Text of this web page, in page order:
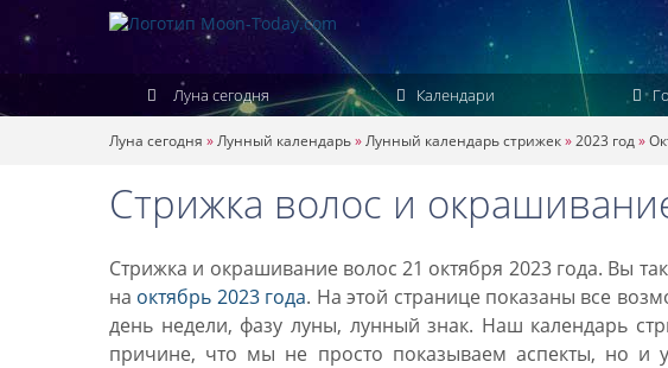
Луна сегодня Календари
Луна сегодня »Лунный календарь»Лунный календарь стрижек»2023 год»
Стрижка волос и
Стрижка и окрашивание волос 21 октября 2023 года. Вы
на октябрь 2023 года. На этой странице показаны все
день недели, фазу луны, лунный знак. Наш календарь
причине, что мы не просто показываем аспекты, но и